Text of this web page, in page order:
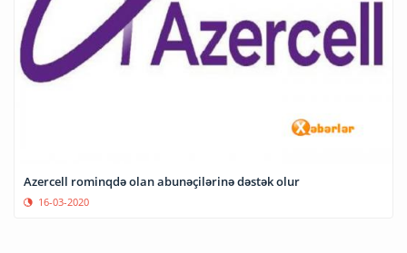
Azercell rominqdə olan abunəçilərinə dəstək olur
16-03-2020